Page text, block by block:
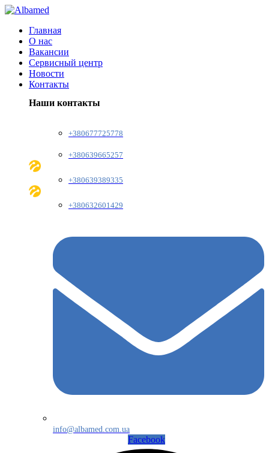
Главная
О нас
Вакансии
Сервисный центр
Новости
Контакты
Наши контакты
+380677725778
+380639665257
+380639389335
+380632601429
info@albamed.com.ua
Facebook